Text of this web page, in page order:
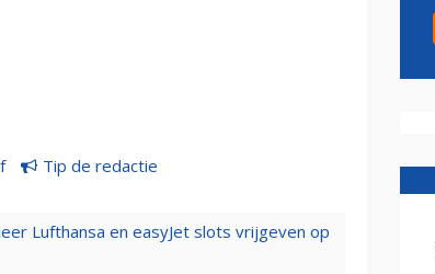
Tip de redactie
Lufthansa en easyJet slots vrijgeven op